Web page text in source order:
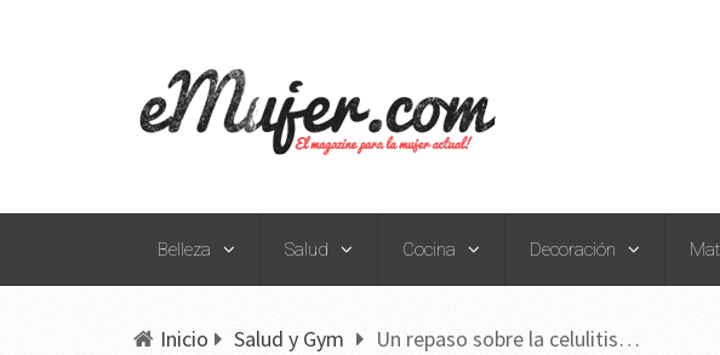
Belleza Salud Cocina Decoración
Inicio Salud y Gym Un repaso sobre la celulitis…